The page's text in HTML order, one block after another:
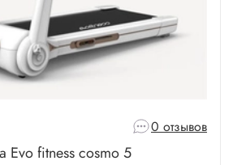
0 отзывов
Evo fitness cosmo 5